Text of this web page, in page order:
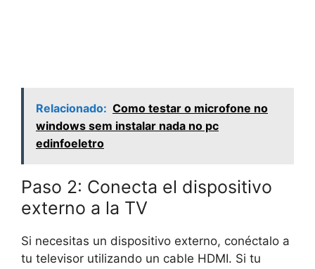
Relacionado: Como testar o microfone no
windows sem instalar nada no pc
edinfoeletro
Paso 2: Conecta el dispositivo
externo a la TV
Si necesitas un dispositivo externo, conéctalo a
tu televisor utilizando un cable HDMI. Si tu